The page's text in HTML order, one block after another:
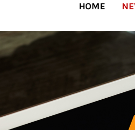
24h/
We offer support for our
customers
HOME